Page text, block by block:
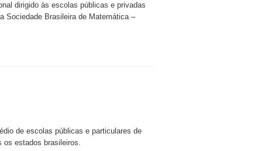
dirigido às escolas públicas e privadas
Sociedade Brasileira de Matemática –
de escolas públicas e particulares de
os estados brasileiros.